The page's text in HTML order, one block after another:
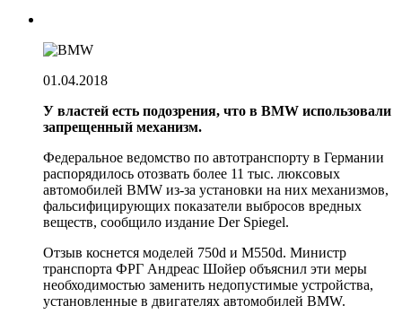
01.04.2018
У властей есть подозрения, что в BMW использовали
запрещенный механизм.
Федеральное ведомство по автотранспорту в Германии
распорядилось отозвать более 11 тыс. люксовых
автомобилей BMW из-за установки на них механизмов,
фальсифицирующих показатели выбросов вредных
веществ, сообщило издание Der Spiegel.
Отзыв коснется моделей 750d и M550d. Министр
транспорта ФРГ Андреас Шойер объяснил эти меры
необходимостью заменить недопустимые устройства,
установленные в двигателях автомобилей BMW.